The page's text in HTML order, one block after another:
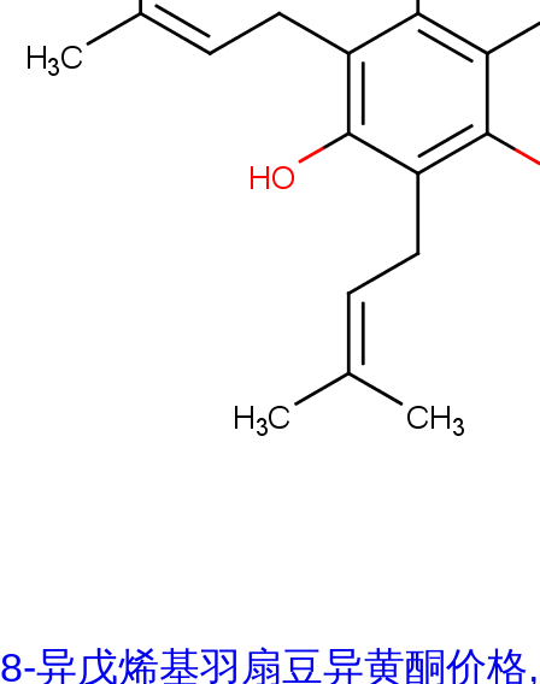
8-异戊烯基羽扇豆异黄酮价格,